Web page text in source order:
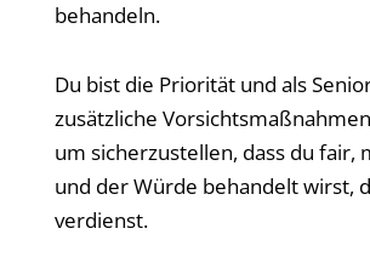
behandeln.
Du bist die Priorität und als
zusätzliche
um sicherzustellen, dass du fair,
und der Würde behandelt wirst,
verdienst.